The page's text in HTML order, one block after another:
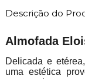
Descrição do
Almofada
Delicada e
uma estética